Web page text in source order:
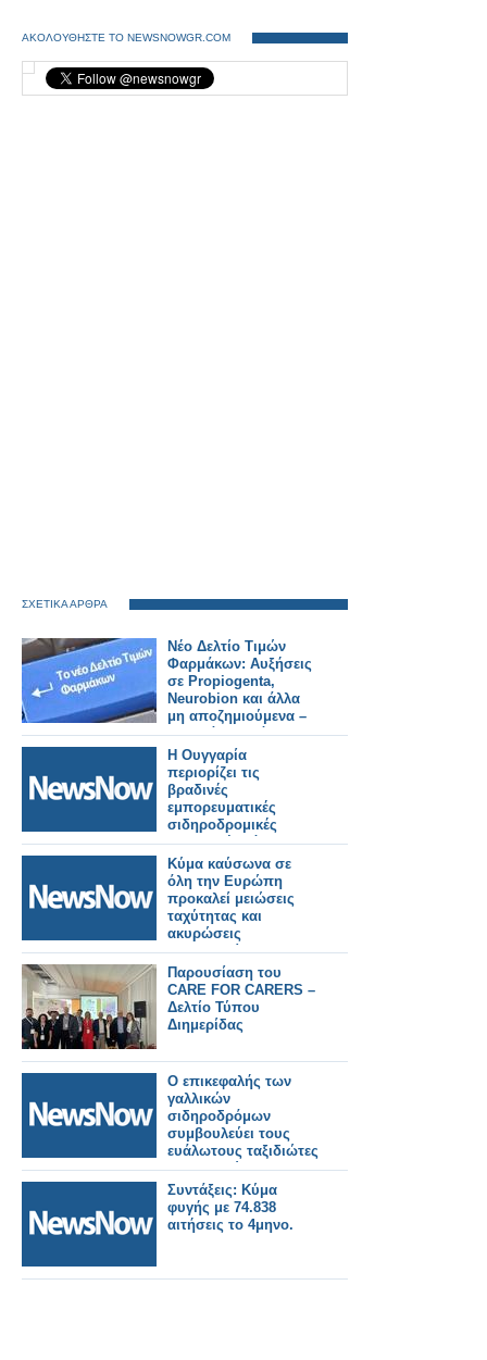
ΑΚΟΛΟΥΘΗΣΤΕ ΤΟ NEWSNOWGR.COM
ΣΧΕΤΙΚΑ ΑΡΘΡΑ
Νέο Δελτίο Τιμών
Φαρμάκων: Αυξήσεις
σε Propiogenta,
Neurobion και άλλα
μη αποζημιούμενα –
Τι αλλάζει από
31/7/2026
Η Ουγγαρία
περιορίζει τις
βραδινές
εμπορευματικές
σιδηροδρομικές
μεταφορές λόγω
καύσωνα.
Κύμα καύσωνα σε
όλη την Ευρώπη
προκαλεί μειώσεις
ταχύτητας και
ακυρώσεις
δρομολογίων στις
σιδηροδρομικές
γραμμές.
Παρουσίαση του
CARE FOR CARERS –
Δελτίο Τύπου
Διημερίδας
Ο επικεφαλής των
γαλλικών
σιδηροδρόμων
συμβουλεύει τους
ευάλωτους ταξιδιώτες
να αποφεύγουν τα
τρένα κατά τη
διάρκεια του
καύσωνα.
Συντάξεις: Κύμα
φυγής με 74.838
αιτήσεις το 4μηνο.